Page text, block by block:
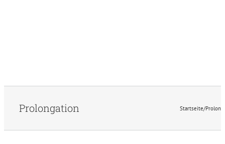
Prolongation Startseite/